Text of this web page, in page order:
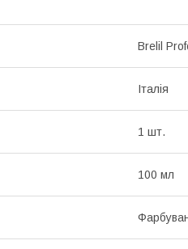
Brelil
Італія
1 шт.
100 мл